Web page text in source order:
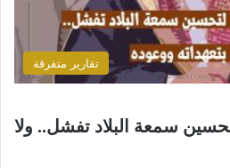
تقارير متفرقة
سمعة البلاد تفشل.. ولا